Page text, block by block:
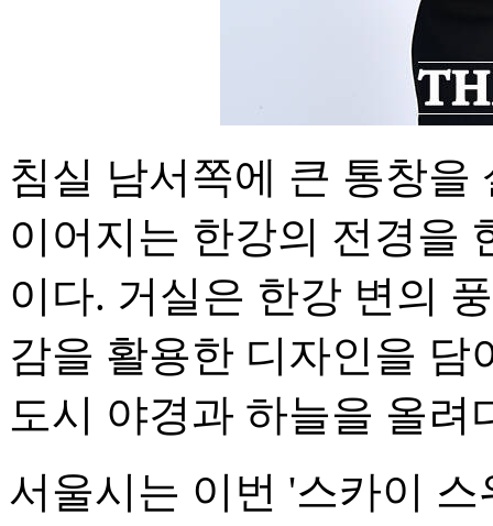
침실 남서쪽에 큰 통창
이어지는 한강의 전경을
이다. 거실은 한강 변의
감을 활용한 디자인을 담
도시 야경과 하늘을 올려
서울시는 이번 '스카이